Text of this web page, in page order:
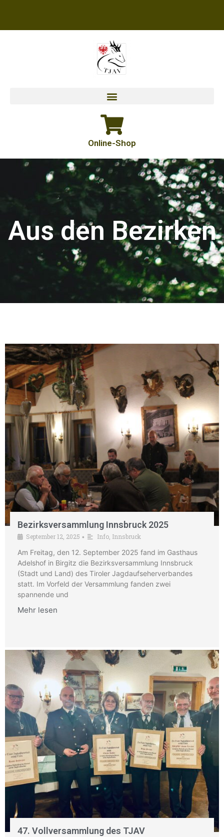
Online-Shop
Aus den Bezirken
Bezirksversammlung Innsbruck 2025
September 12, 2025 • Info, Innsbruck
Am Freitag, den 12. September 2025 fand im Gasthaus
Adelshof in Birgitz die Bezirksversammlung Innsbruck
(Stadt und Land) des Tiroler Jagdaufseherverbandes
statt. Im Vorfeld der Versammlung fanden zwei
spannende und
Mehr lesen
47. Vollversammlung des TJAV